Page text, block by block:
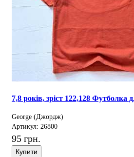
7,8 років, зріст 122,128 Футболка
George (Джордж)
Артикул: 26800
95 грн.
Купити